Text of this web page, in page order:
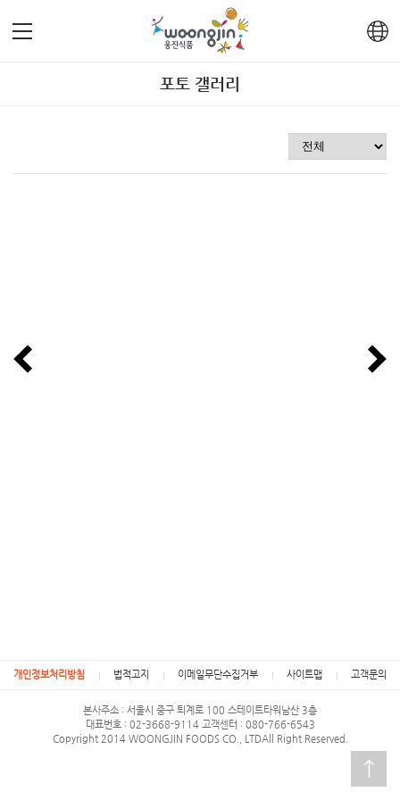
포토 갤러리
개인정보처리방침 법적고지 이메일무단수집거부 사이트맵 고객문의
본사주소 : 서울시 중구 퇴계로 100 스테이트타워남산 3층
대표번호 : 02-3668-9114 고객센터 : 080-766-6543
Copyright 2014 WOONGJIN FOODS CO., LTDAll Right Reserved.